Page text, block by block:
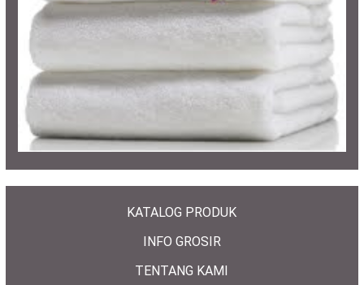
KATALOG PRODUK
INFO GROSIR
TENTANG KAMI